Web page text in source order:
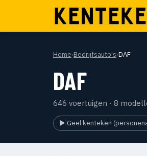
Home›Bedrijfsauto's›DAF
DAF
646 voertuigen · 8
▶ Geel kenteken